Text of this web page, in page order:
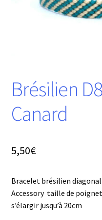
Brésilien
Canard
5,50€
Bracelet brésilien
Accessory taille de
s’élargir jusqu’à 20cm